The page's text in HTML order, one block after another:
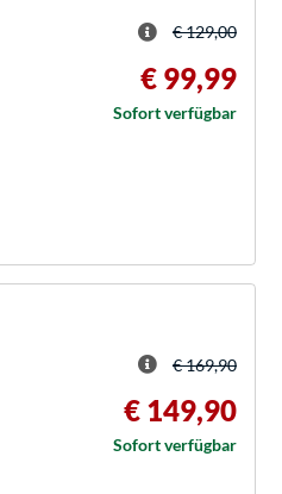
€ 129,00
€ 99,99
Sofort verfügbar
€ 169,90
€ 149,90
Sofort verfügbar